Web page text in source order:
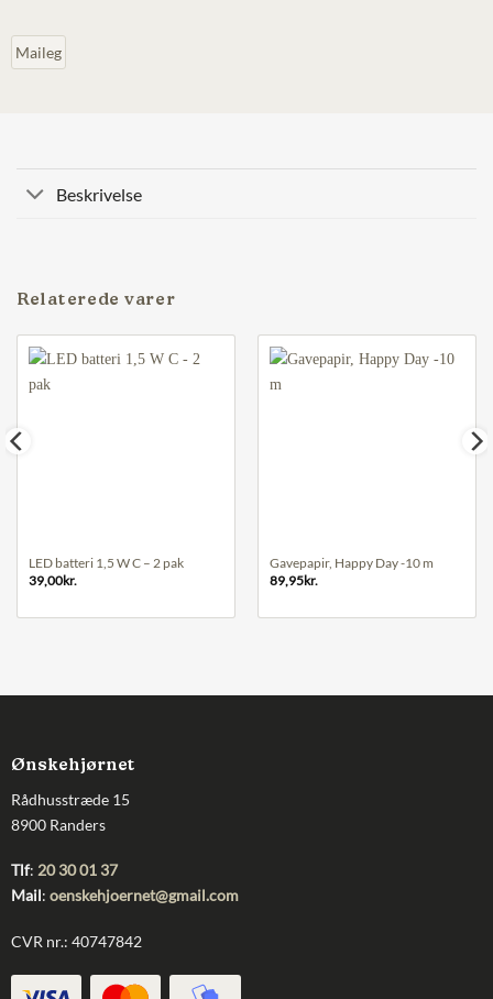
Maileg
Beskrivelse
Relaterede varer
LED batteri 1,5 W C – 2 pak
39,00kr.
Gavepapir, Happy Day -10 m
89,95kr.
Ønskehjørnet
Rådhusstræde 15
8900 Randers
Tlf: 20 30 01 37
Mail: oenskehjoernet@gmail.com
CVR nr.: 40747842